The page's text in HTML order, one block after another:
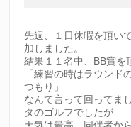
先週、１日休暇を頂い
加しました。
結果１１名中、BB賞を
「練習の時はラウン
つもり」
なんて言って回ってま
タのゴルフでしたが